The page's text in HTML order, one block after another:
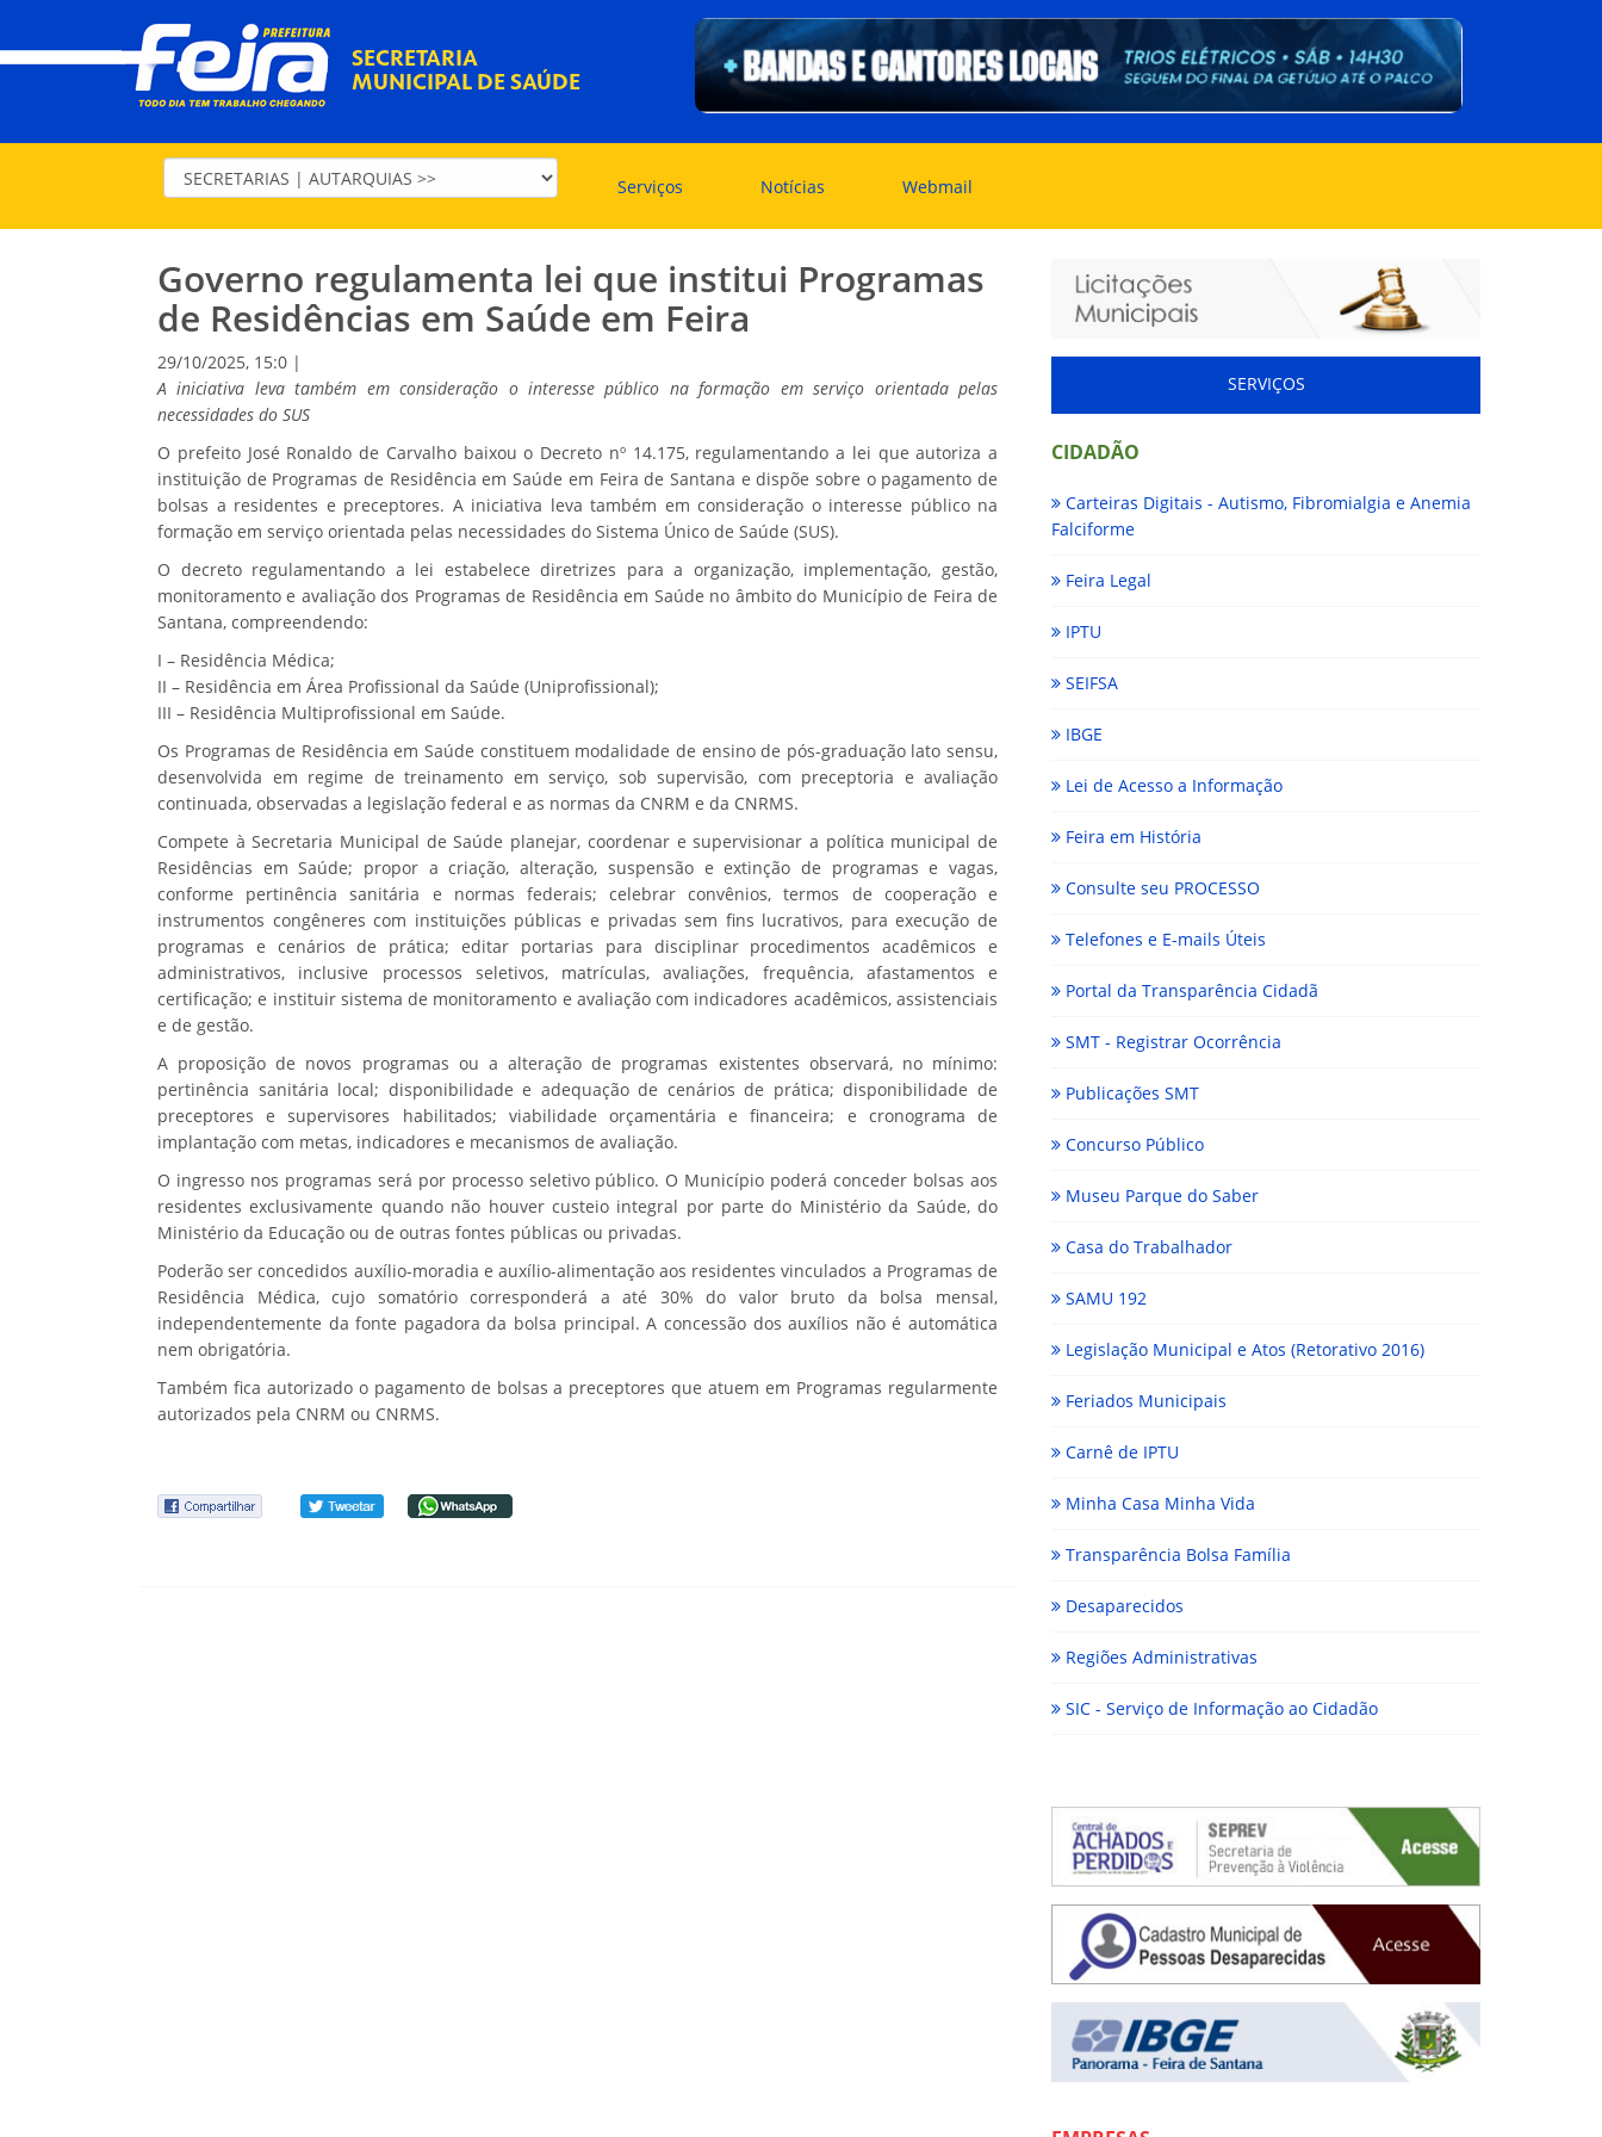
SECRETARIA
MUNICIPAL DE SAÚDE
Serviços Notícias Webmail
Governo regulamenta lei que institui Programas
de Residências em Saúde em Feira
29/10/2025, 15:0 |
A iniciativa leva também em consideração o interesse público na formação em serviço orientada pelas
necessidades do SUS
O prefeito José Ronaldo de Carvalho baixou o Decreto nº 14.175, regulamentando a lei que autoriza a
instituição de Programas de Residência em Saúde em Feira de Santana e dispõe sobre o pagamento de
bolsas a residentes e preceptores. A iniciativa leva também em consideração o interesse público na
formação em serviço orientada pelas necessidades do Sistema Único de Saúde (SUS).
O decreto regulamentando a lei estabelece diretrizes para a organização, implementação, gestão,
monitoramento e avaliação dos Programas de Residência em Saúde no âmbito do Município de Feira de
Santana, compreendendo:
I – Residência Médica;
II – Residência em Área Profissional da Saúde (Uniprofissional);
III – Residência Multiprofissional em Saúde.
Os Programas de Residência em Saúde constituem modalidade de ensino de pós-graduação lato sensu,
desenvolvida em regime de treinamento em serviço, sob supervisão, com preceptoria e avaliação
continuada, observadas a legislação federal e as normas da CNRM e da CNRMS.
Compete à Secretaria Municipal de Saúde planejar, coordenar e supervisionar a política municipal de
Residências em Saúde; propor a criação, alteração, suspensão e extinção de programas e vagas,
conforme pertinência sanitária e normas federais; celebrar convênios, termos de cooperação e
instrumentos congêneres com instituições públicas e privadas sem fins lucrativos, para execução de
programas e cenários de prática; editar portarias para disciplinar procedimentos acadêmicos e
administrativos, inclusive processos seletivos, matrículas, avaliações, frequência, afastamentos e
certificação; e instituir sistema de monitoramento e avaliação com indicadores acadêmicos, assistenciais
e de gestão.
A proposição de novos programas ou a alteração de programas existentes observará, no mínimo:
pertinência sanitária local; disponibilidade e adequação de cenários de prática; disponibilidade de
preceptores e supervisores habilitados; viabilidade orçamentária e financeira; e cronograma de
implantação com metas, indicadores e mecanismos de avaliação.
O ingresso nos programas será por processo seletivo público. O Município poderá conceder bolsas aos
residentes exclusivamente quando não houver custeio integral por parte do Ministério da Saúde, do
Ministério da Educação ou de outras fontes públicas ou privadas.
Poderão ser concedidos auxílio-moradia e auxílio-alimentação aos residentes vinculados a Programas de
Residência Médica, cujo somatório corresponderá a até 30% do valor bruto da bolsa mensal,
independentemente da fonte pagadora da bolsa principal. A concessão dos auxílios não é automática
nem obrigatória.
Também fica autorizado o pagamento de bolsas a preceptores que atuem em Programas regularmente
autorizados pela CNRM ou CNRMS.
SERVIÇOS
CIDADÃO
Carteiras Digitais - Autismo, Fibromialgia e Anemia
Falciforme
Feira Legal
IPTU
SEIFSA
IBGE
Lei de Acesso a Informação
Feira em História
Consulte seu PROCESSO
Telefones e E-mails Úteis
Portal da Transparência Cidadã
SMT - Registrar Ocorrência
Publicações SMT
Concurso Público
Museu Parque do Saber
Casa do Trabalhador
SAMU 192
Legislação Municipal e Atos (Retorativo 2016)
Feriados Municipais
Carnê de IPTU
Minha Casa Minha Vida
Transparência Bolsa Família
Desaparecidos
Regiões Administrativas
SIC - Serviço de Informação ao Cidadão